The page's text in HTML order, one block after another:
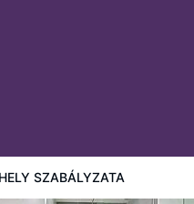
SZABÁLYZATA